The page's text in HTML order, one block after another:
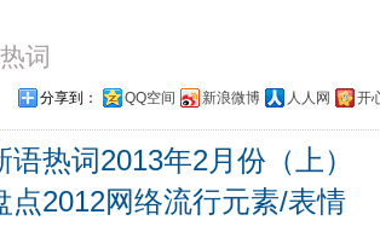
词
分享到： QQ空间 新浪微博 人人网 开
语热词2013年2月份（上）
点2012网络流行元素/表情